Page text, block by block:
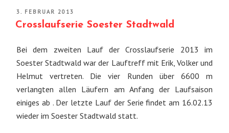
VERÖFFENTLICHT
AM
3. FEBRUAR 2013
Crosslaufserie Soester Stadtwald
Bei dem zweiten Lauf der Crosslaufserie 2013 im
Soester Stadtwald war der Lauftreff mit Erik, Volker und
Helmut vertreten. Die vier Runden über 6600 m
verlangten allen Läufern am Anfang der Laufsaison
einiges ab . Der letzte Lauf der Serie findet am 16.02.13
wieder im Soester Stadtwald statt.